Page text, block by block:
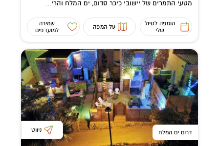
מטעי התמרים של יישובי כיכר סדום, ים המלח והרי...
הוספה לטיול
שלי
על המפה
שמירה
למועדפים
דרום ים המלח ניווט